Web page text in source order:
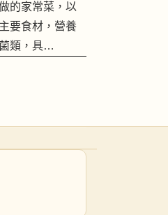
的家常菜，以
要食材，營養
類，具…